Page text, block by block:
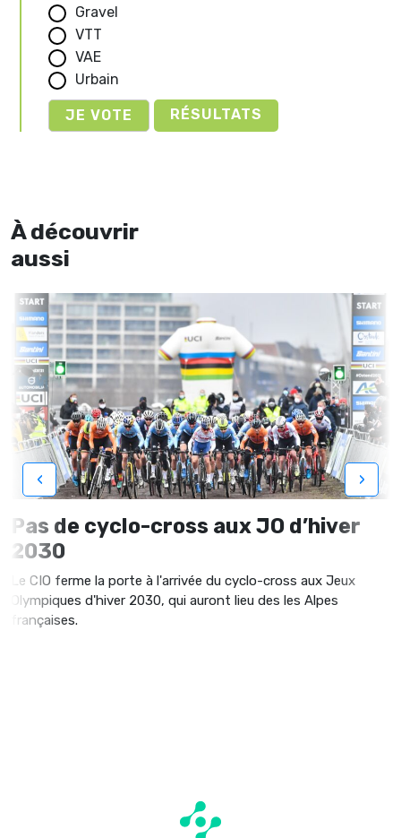
Gravel
VTT
VAE
Urbain
RÉSULTATS
À découvrir
aussi
Pas de cyclo-cross aux JO d’hiver
2030
Le CIO ferme la porte à l'arrivée du cyclo-cross aux Jeux
Olympiques d'hiver 2030, qui auront lieu des les Alpes
françaises.
‹ ›